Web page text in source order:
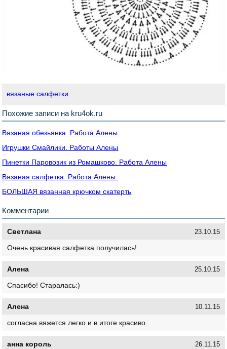
вязаные салфетки
Похожие записи на kru4ok.ru
Вязаная обезьянка. Работа Алены
Игрушки Смайлики. Работы Алены
Пинетки Паровозик из Ромашково. Работа Алены
Вязаная салфетка. Работа Алены.
БОЛЬШАЯ вязанная крючком скатерть
Комментарии
Светлана 23.10.15
Очень красивая салфетка получилась!
Алена 25.10.15
Спасибо! Старалась:)
Алена 10.11.15
согласна вяжется легко и в итоге красиво
анна король 26.11.15